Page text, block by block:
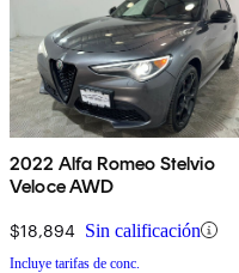
2022 Alfa Romeo Stelvio
Veloce AWD
$18,894 Sin calificación
Incluye tarifas de conc.